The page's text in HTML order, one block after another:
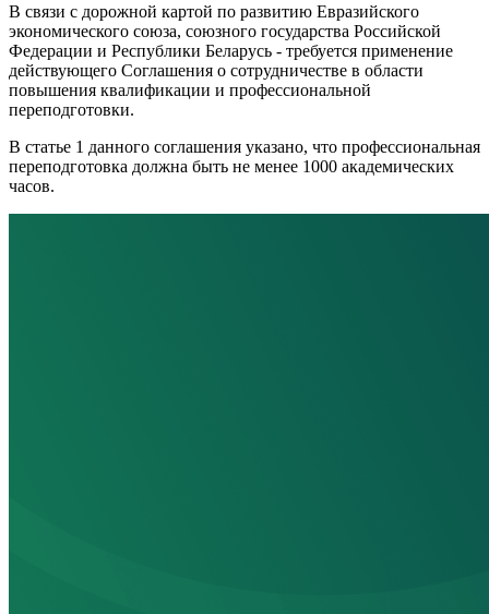
В связи с дорожной картой по развитию Евразийского
экономического союза, союзного государства Российской
Федерации и Республики Беларусь - требуется применение
действующего Соглашения о сотрудничестве в области
повышения квалификации и профессиональной
переподготовки.
В статье 1 данного соглашения указано, что профессиональная
переподготовка должна быть не менее 1000 академических
часов.